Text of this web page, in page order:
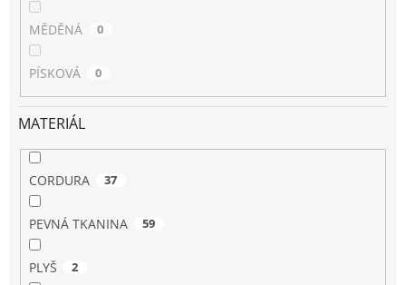
MĚDĚNÁ 0
PÍSKOVÁ 0
MATERIÁL
CORDURA 37
PEVNÁ TKANINA 59
PLYŠ 2